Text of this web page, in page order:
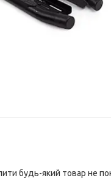
будь-який товар не